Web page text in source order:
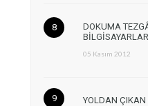
DOKUMA
05 Kasım 2012
YOLDAN ÇIKAN